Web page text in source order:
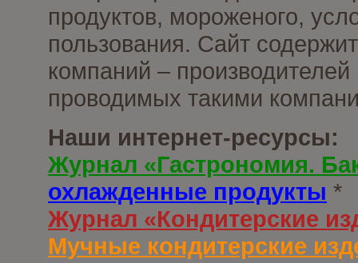
продуктов, мороженого,
пользования. Сайт
компаний –
проводимых такими
Наши интернет-ресурсы:
Журнал «Гастрономия.
охлажденные продукты *
Журнал «Кондитерские
Мучные кондитерские